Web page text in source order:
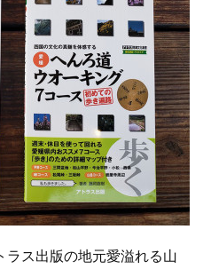
ス出版の地元愛溢れる山